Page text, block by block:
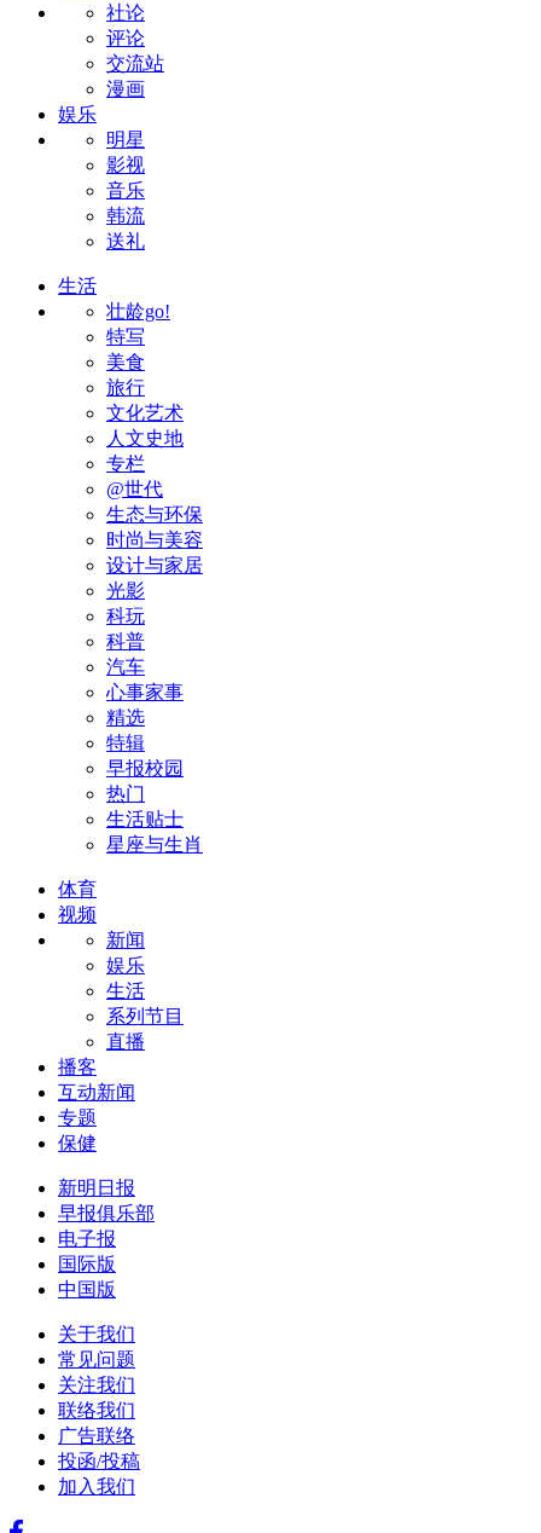
社论
评论
交流站
漫画
娱乐
明星
影视
音乐
韩流
送礼
生活
壮龄go!
特写
美食
旅行
文化艺术
人文史地
专栏
@世代
生态与环保
时尚与美容
设计与家居
光影
科玩
科普
汽车
心事家事
精选
特辑
早报校园
热门
生活贴士
星座与生肖
体育
视频
新闻
娱乐
生活
系列节目
直播
播客
互动新闻
专题
保健
新明日报
早报俱乐部
电子报
国际版
中国版
关于我们
常见问题
关注我们
联络我们
广告联络
投函/投稿
加入我们